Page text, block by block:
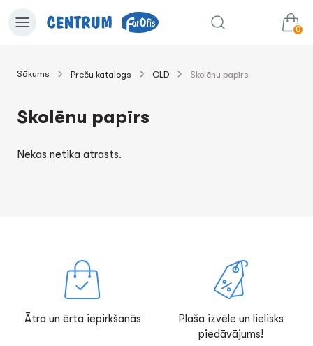
0
Sākums Preču katalogs OLD Skolēnu papīrs
Skolēnu papīrs
Nekas netika atrasts.
Ātra un ērta iepirkšanās
Plaša izvēle un lielisks
piedāvājums!